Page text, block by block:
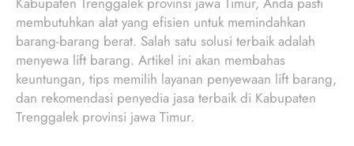
membutuhkan alat yang efisien untuk memindahkan
barang-barang berat. Salah satu solusi terbaik adalah
menyewa lift barang. Artikel ini akan membahas
keuntungan, tips memilih layanan penyewaan lift barang,
dan rekomendasi penyedia jasa terbaik di Kabupaten
Trenggalek provinsi jawa Timur.